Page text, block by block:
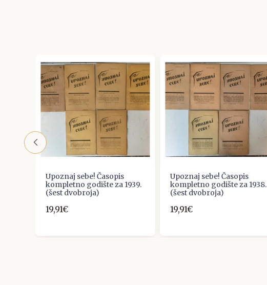
Upoznaj sebe! Časopis
kompletno godište za 1939.
(šest dvobroja)
19,91€
Upoznaj sebe! Časopis
kompletno godište za 1938.
(šest dvobroja)
19,91€